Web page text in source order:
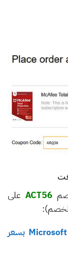
ACT56 على
الخصم):
مفتاح تفعيل Microsoft Office 2019 Pro Plus بسعر